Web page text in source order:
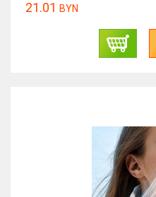
21.01 BYN